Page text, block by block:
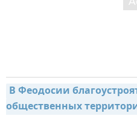
В Феодосии
общественных